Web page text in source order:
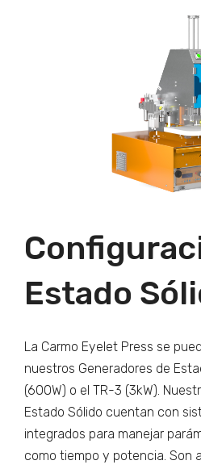
Estado
La Carmo Eyelet Press se
nuestros Generadores de
(600W) o el TR-3 (3kW).
Estado Sólido cuentan con
integrados para manejar
como tiempo y potencia. Son